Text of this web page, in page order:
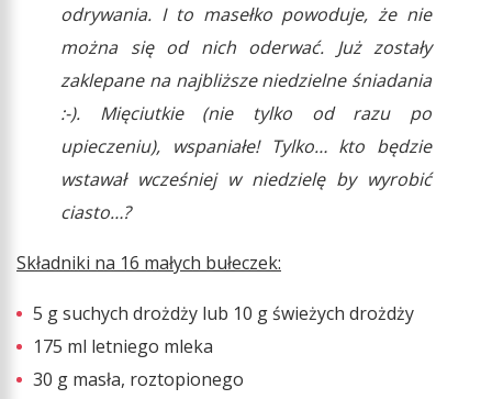
odrywania. I to masełko powoduje, że nie
można się od nich oderwać. Już zostały
zaklepane na najbliższe niedzielne śniadania
:-). Mięciutkie (nie tylko od razu po
upieczeniu), wspaniałe! Tylko… kto będzie
wstawał wcześniej w niedzielę by wyrobić
ciasto…?
Składniki na 16 małych bułeczek:
5 g suchych drożdży lub 10 g świeżych drożdży
175 ml letniego mleka
30 g masła, roztopionego